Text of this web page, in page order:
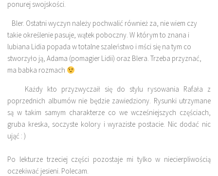
ponurej swojskości.
Bler. Ostatni wyczyn należy pochwalić również za, nie wiem czy
takie określenie pasuje, wątek poboczny. W którym to znana i
lubiana Lidia popada w totalne szaleństwo i mści się na tym co
stworzyło ją, Adama (pomagier Lidii) oraz Blera. Trzeba przyznać,
ma babka rozmach
Każdy kto przyzwyczaił się do stylu rysowania Rafała z
poprzednich albumów nie będzie zawiedziony. Rysunki utrzymane
są w takim samym charakterze co we wcześniejszych częściach,
gruba kreska, soczyste kolory i wyraziste postacie. Nic dodać nic
ująć : )
Po lekturze trzeciej części pozostaje mi tylko w niecierpliwością
oczekiwać jesieni. Polecam.